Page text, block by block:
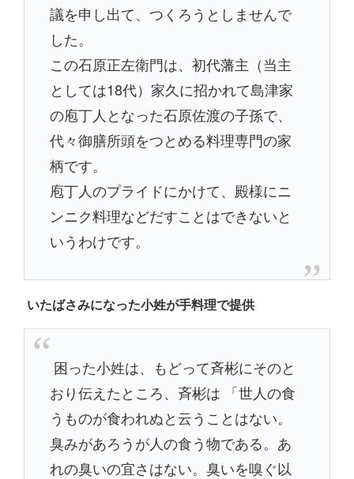
議を申し出て、つくろうとしませんで
した。
この石原正左衛門は、初代藩主（当主
としては18代）家久に招かれて島津家
の庖丁人となった石原佐渡の子孫で、
代々御膳所頭をつとめる料理専門の家
柄です。
庖丁人のプライドにかけて、殿様にニ
ンニク料理などだすことはできないと
いうわけです。
いたばさみになった小姓が手料理で提供
困った小姓は、もどって斉彬にそのと
おり伝えたところ、斉彬は 「世人の食
うものが食われぬと云うことはない。
臭みがあろうが人の食う物である。あ
れの臭いの宜さはない。臭いを嗅ぐ以